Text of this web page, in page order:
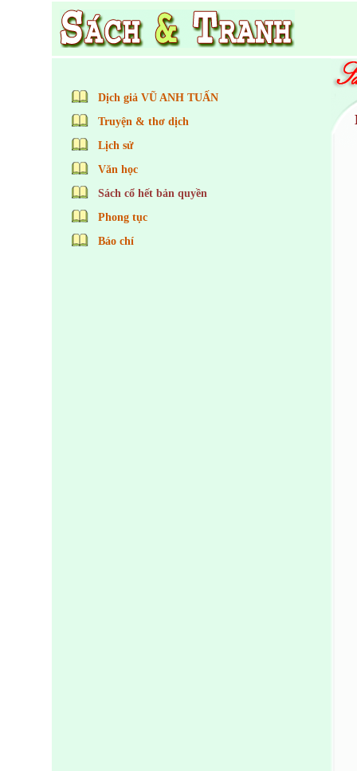
Dịch giả VŨ ANH TUẤN
Truyện & thơ dịch
Lịch sử
Văn học
Sách cổ hết bản quyền
Phong tục
Báo chí